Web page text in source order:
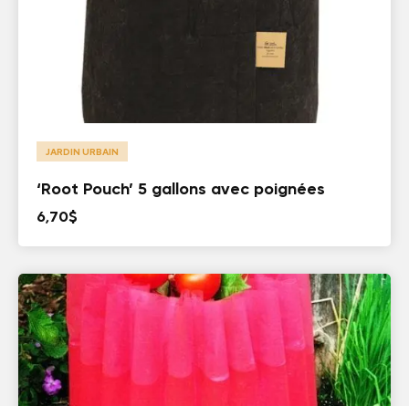
JARDIN URBAIN
‘Root Pouch’ 5 gallons avec poignées
6,70$